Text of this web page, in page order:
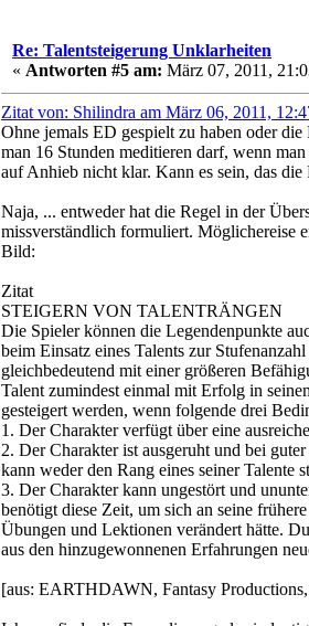
Re: Talentsteigerung Unklarheiten
« Antworten #5 am: März 07, 2011,
Zitat von: Shilindra am März 06, 2011,
Ohne jemals ED gespielt zu haben oder
man 16 Stunden meditieren darf, wenn
auf Anhieb nicht klar. Kann es sein, das
Naja, ... entweder hat die Regel in der
missverständlich formuliert. Möglichereise
Bild:
Zitat
STEIGERN VON TALENTRÄNGEN
Die Spieler können die Legendenpunkte
beim Einsatz eines Talents zur
gleichbedeutend mit einer größeren
Talent zumindest einmal mit Erfolg in
gesteigert werden, wenn folgende drei
1. Der Charakter verfügt über eine
2. Der Charakter ist ausgeruht und bei
kann weder den Rang eines seiner Talente
3. Der Charakter kann ungestört und
benötigt diese Zeit, um sich an seine
Übungen und Lektionen verändert hätte.
aus den hinzugewonnenen Erfahrungen
[aus: EARTHDAWN, Fantasy